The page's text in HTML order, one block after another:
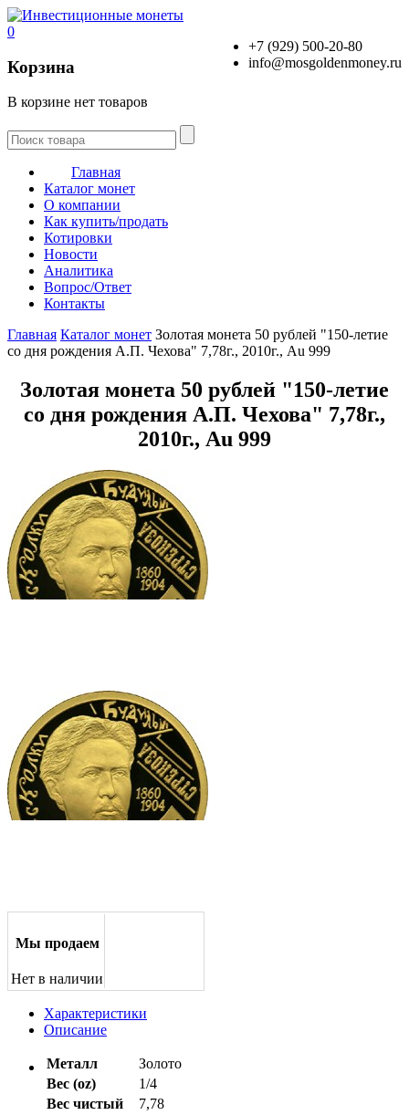
+7 (929) 500-20-80
info@mosgoldenmoney.ru
0
Корзина
В корзине нет товаров
Главная
Каталог монет
О компании
Как купить/продать
Котировки
Новости
Аналитика
Вопрос/Ответ
Контакты
Главная Каталог монет Золотая монета 50 рублей "150-летие
со дня рождения А.П. Чехова" 7,78г., 2010г., Au 999
Золотая монета 50 рублей "150-летие
со дня рождения А.П. Чехова" 7,78г.,
2010г., Au 999
Мы продаем
Нет в наличии
Характеристики
Описание
Металл
Золото
Вес (oz)
1/4
Вес чистый
7,78